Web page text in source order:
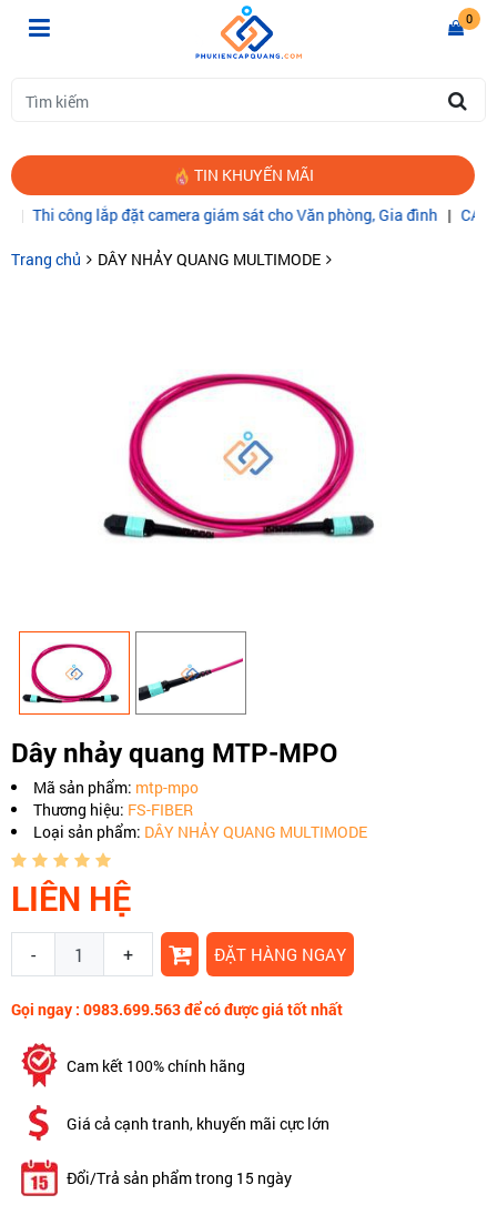
0
TIN KHUYẾN MÃI
công lắp đặt camera giám sát cho Văn phòng, Gia đình|CÁP
Trang chủ DÂY NHẢY QUANG MULTIMODE
Dây nhảy quang MTP-MPO
Mã sản phẩm: mtp-mpo
Thương hiệu: FS-FIBER
Loại sản phẩm: DÂY NHẢY QUANG MULTIMODE
LIÊN HỆ
- + ĐẶT HÀNG NGAY
Gọi ngay : 0983.699.563 để có được giá tốt nhất
Cam kết 100% chính hãng
Giá cả cạnh tranh, khuyến mãi cực lớn
Đổi/Trả sản phẩm trong 15 ngày